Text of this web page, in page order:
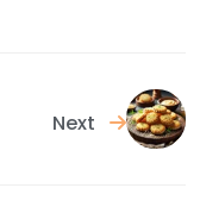
Next